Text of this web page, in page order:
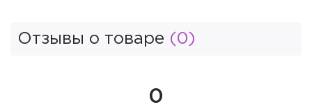
Отзывы о товаре (0)
0